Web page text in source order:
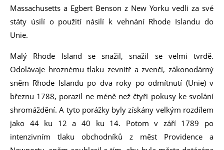
Massachusetts a Egbert Benson z New Yorku vedli za své
státy úsilí o použití násilí k vehnání Rhode Islandu do
Unie.
Malý Rhode Island se snažil, snažil se velmi tvrdě.
Odolávaje hroznému tlaku zevnitř a zvenčí, zákonodárný
sněm Rhode Islandu po dva roky po odmítnutí (Unie) v
březnu 1788, porazil ne méně než čtyři pokusy ke svolání
shromáždění. A tyto porážky byly získány velkým rozdílem
jako 44 ku 12 a 40 ku 14. Potom v září 1789 po
intenzivním tlaku obchodníků z měst Providence a